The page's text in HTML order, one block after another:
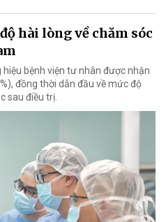
hài lòng về chăm sóc
bệnh viện tư nhân được nhận
đồng thời dẫn đầu về mức độ
sau điều trị.